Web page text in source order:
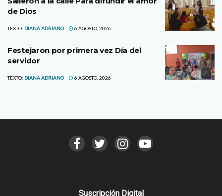
de Dios
TEXTO: DIANA ADRIANO 6 AGOSTO, 2026
Festejaron por primera vez Día del
servidor
TEXTO: DIANA ADRIANO 6 AGOSTO, 2026
Suscripción Digital